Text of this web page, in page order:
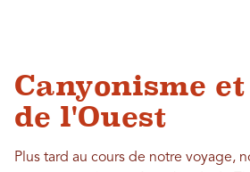
Canyonisme
de l'Ouest
Plus tard au cours de notre voyage,